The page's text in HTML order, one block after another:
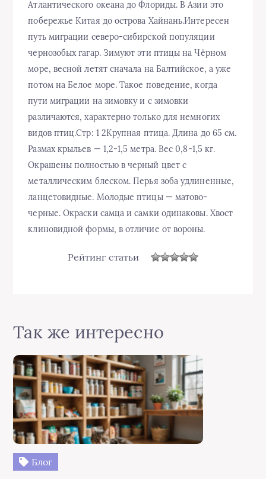
Атлантического океана до Флориды. В Азии это
побережье Китая до острова Хайнань.Интересен
путь миграции северо-сибирской популяции
чернозобых гагар. Зимуют эти птицы на Чёрном
море, весной летят сначала на Балтийское, а уже
потом на Белое море. Такое поведение, когда
пути миграции на зимовку и с зимовки
различаются, характерно только для немногих
видов птиц.Стр: 1 2Крупная птица. Длина до 65 см.
Размах крыльев — 1,2-1,5 метра. Вес 0,8-1,5 кг.
Окрашены полностью в черный цвет с
металлическим блеском. Перья зоба удлиненные,
ланцетовидные. Молодые птицы — матово-
черные. Окраски самца и самки одинаковы. Хвост
клиновидной формы, в отличие от вороны.
Рейтинг статьи
Так же интересно
Блог